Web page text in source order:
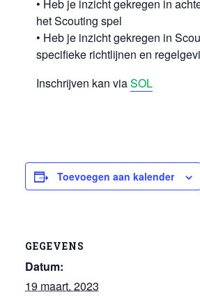
• Heb je inzicht gekregen in
het Scouting spel
• Heb je inzicht gekregen in
specifieke richtlijnen en
Inschrijven kan viaSOL
Toevoegen aan kalender
GEGEVENS
Datum:
19 maart, 2023